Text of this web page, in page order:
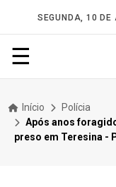
SEGUNDA, 10
☰
Início
Polícia
Após anos
preso em Teresina -